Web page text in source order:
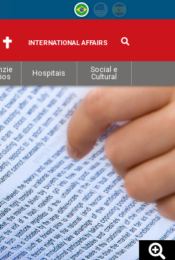
INTERNATIONAL AFFAIRS
Hospitais
Social e
Cultural